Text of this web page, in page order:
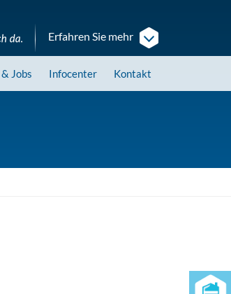
Erfahren Sie mehr
& Jobs Infocenter Kontakt